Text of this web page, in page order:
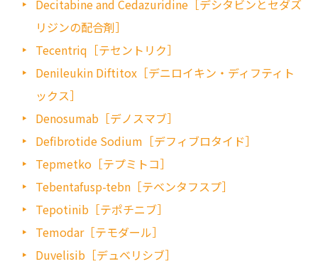
Decitabine and Cedazuridine［デシタビンとセダズ
リジンの配合剤］
Tecentriq［テセントリク］
Denileukin Diftitox［デニロイキン・ディフティト
ックス］
Denosumab［デノスマブ］
Defibrotide Sodium［デフィブロタイド］
Tepmetko［テプミトコ］
Tebentafusp-tebn［テベンタフスプ］
Tepotinib［テポチニブ］
Temodar［テモダール］
Duvelisib［デュベリシブ］